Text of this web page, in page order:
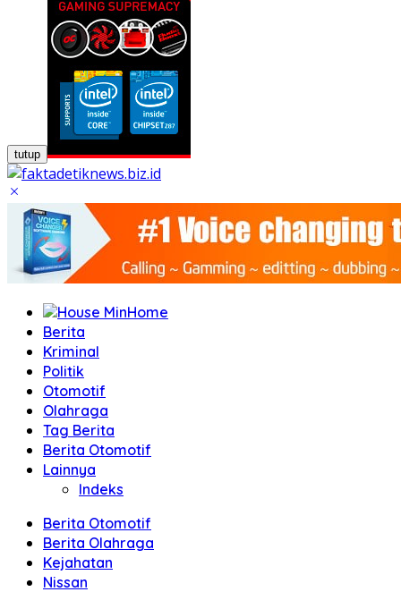
tutup
Home
Berita
Kriminal
Politik
Otomotif
Olahraga
Tag Berita
Berita Otomotif
Lainnya
Indeks
Berita Otomotif
Berita Olahraga
Kejahatan
Nissan